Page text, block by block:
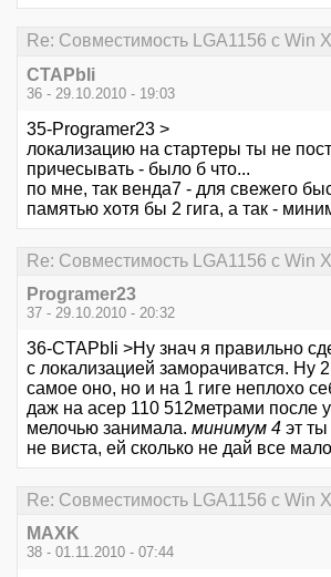
Re: Совместимость LGA1156 с Win
CTAPbIi
36 - 29.10.2010 - 19:03
35-Programer23 >
локализацию на стартеры ты не
причесывать - было б что...
по мне, так венда7 - для свежего
памятью хотя бы 2 гига, а так -
Re: Совместимость LGA1156 с Win
Programer23
37 - 29.10.2010 - 20:32
36-CTAPbIi >Ну знач я правильно
с локализацией заморачиватся. Ну 2
самое оно, но и на 1 гиге неплохо
даж на асер 110 512метрами после
мелочью занимала. минимум 4 эт
не виста, ей сколько не дай все
Re: Совместимость LGA1156 с Win
MAXK
38 - 01.11.2010 - 07:44